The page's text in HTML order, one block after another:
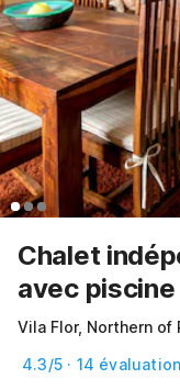
Chalet
avec piscine
Vila Flor, Northern of
4.3/5 · 14